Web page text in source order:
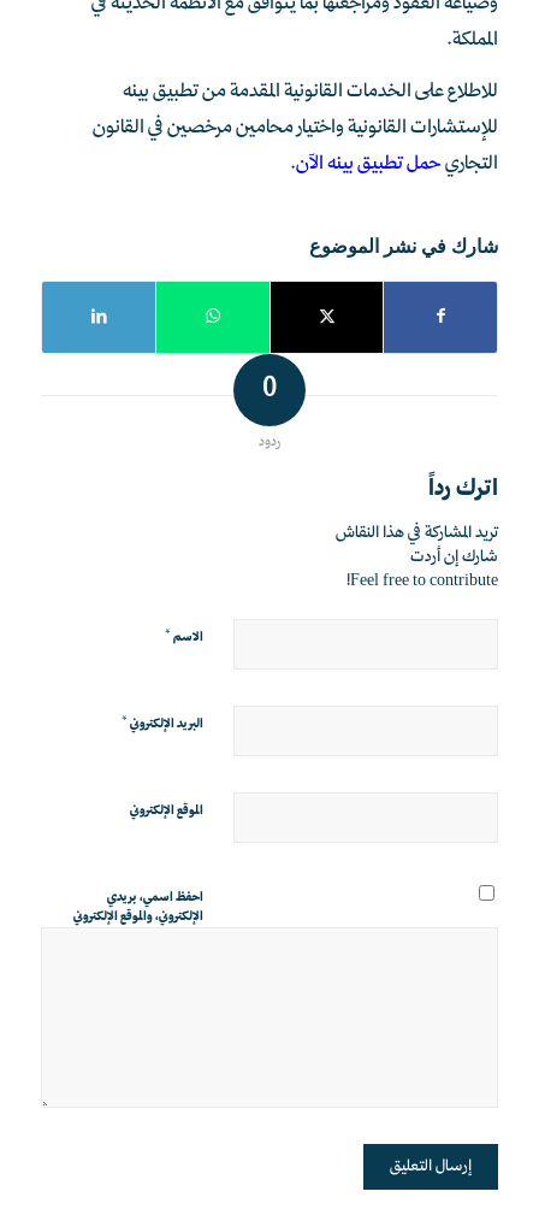
المملكة.
للاطلاع على الخدمات القانونية المقدمة من تطبيق بينه
للإستشارات القانونية واختيار محامين مرخصين في القانون
التجاريحمل تطبيق بينه الآن.
شارك في نشر الموضوع
0
ردود
اترك رداً
تريد المشاركة في هذا النقاش
شارك إن أردت
Feel free to contribute!
الاسم*
البريد الإلكتروني*
الموقع الإلكتروني
احفظ اسمي، بريدي
الإلكتروني، والموقع الإلكتروني